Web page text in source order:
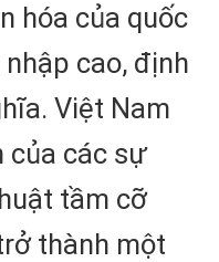
hóa của quốc
cao, định
Việt Nam
của các sự
tầm cỡ
thành một